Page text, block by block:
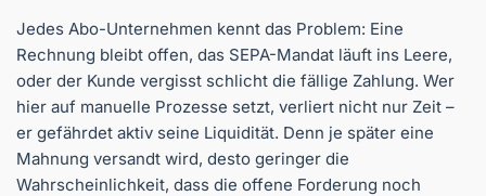
Jedes Abo-Unternehmen kennt das Problem: Eine
Rechnung bleibt offen, das SEPA-Mandat läuft ins Leere,
oder der Kunde vergisst schlicht die fällige Zahlung. Wer
hier auf manuelle Prozesse setzt, verliert nicht nur Zeit –
er gefährdet aktiv seine Liquidität. Denn je später eine
Mahnung versandt wird, desto geringer die
Wahrscheinlichkeit, dass die offene Forderung noch